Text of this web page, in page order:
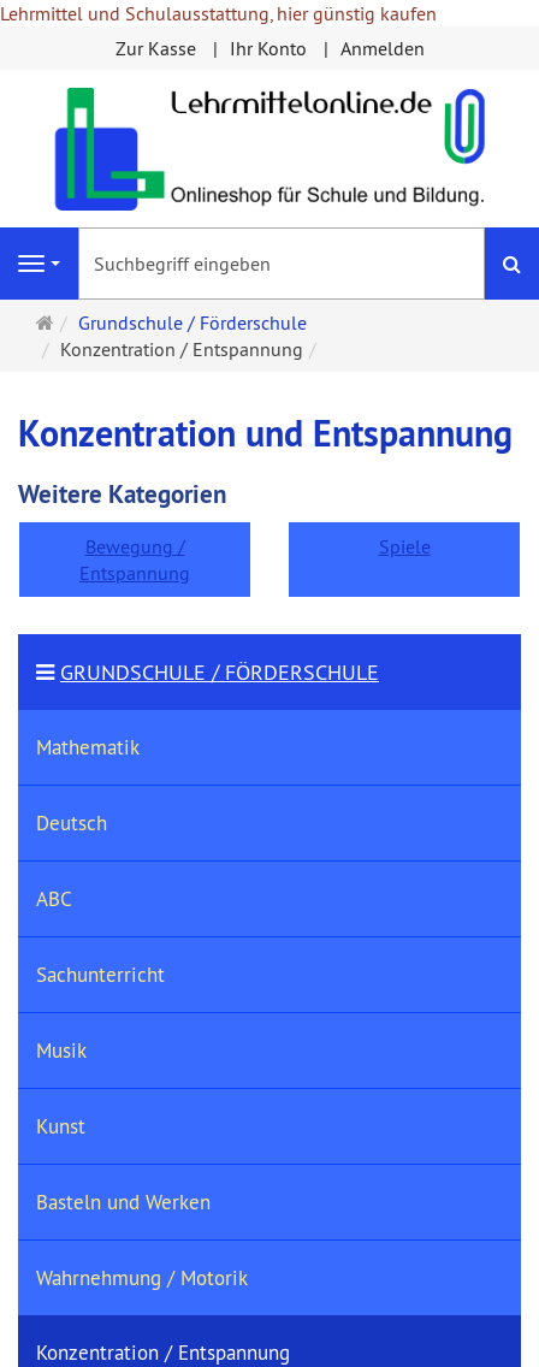
Lehrmittel und Schulausstattung, hier günstig kaufen
Zur Kasse
Ihr Konto Anmelden
Navigation
Startseite
Grundschule / Förderschule
Konzentration / Entspannung
Konzentration und Entspannung
Weitere Kategorien
Bewegung /
Entspannung
Spiele
GRUNDSCHULE / FÖRDERSCHULE
Mathematik
Deutsch
ABC
Sachunterricht
Musik
Kunst
Basteln und Werken
Wahrnehmung / Motorik
Konzentration / Entspannung